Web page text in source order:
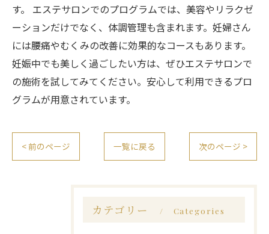
す。 エステサロンでのプログラムでは、美容やリラクゼ
ーションだけでなく、体調管理も含まれます。妊婦さん
には腰痛やむくみの改善に効果的なコースもあります。
妊娠中でも美しく過ごしたい方は、ぜひエステサロンで
の施術を試してみてください。安心して利用できるプロ
グラムが用意されています。
< 前のページ 一覧に戻る 次のページ >
カテゴリー Categories